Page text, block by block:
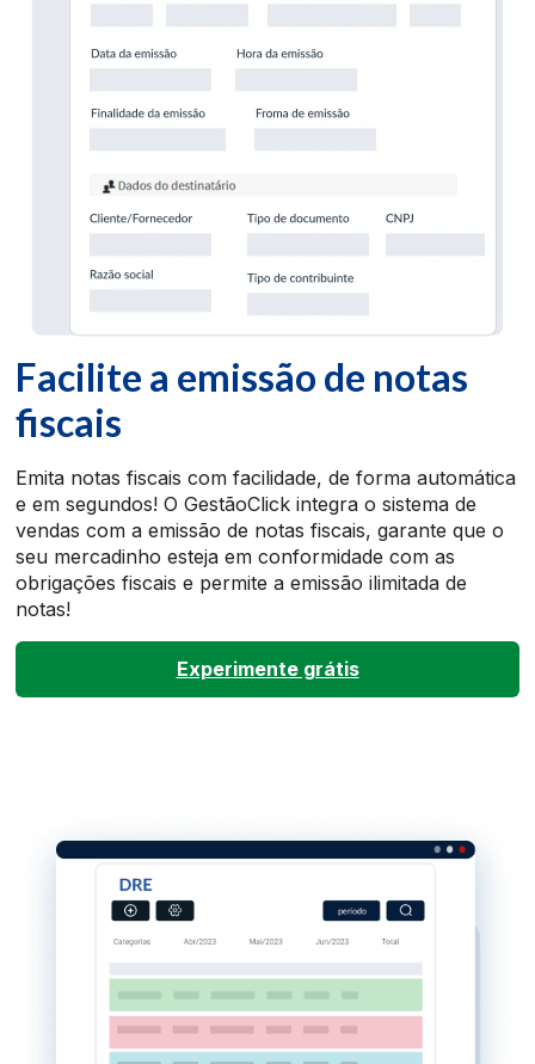
Facilite a emissão de notas
fiscais
Emita notas fiscais com facilidade, de forma automática
e em segundos! O GestãoClick integra o sistema de
vendas com a emissão de notas fiscais, garante que o
seu mercadinho esteja em conformidade com as
obrigações fiscais e permite a emissão ilimitada de
notas!
Experimente grátis